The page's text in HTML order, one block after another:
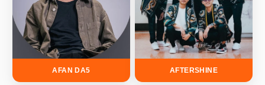
AFAN DA5 AFTERSHINE